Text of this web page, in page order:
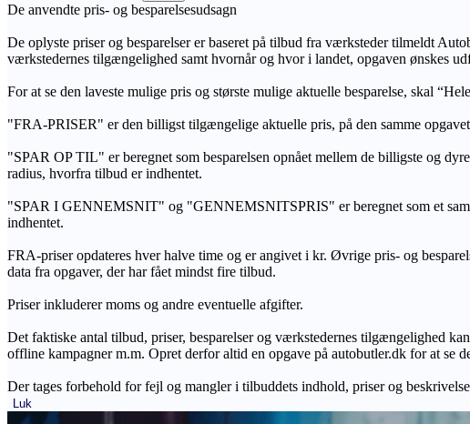
De anvendte pris- og besparelsesudsagn
De oplyste priser og besparelser er baseret på tilbud fra værksteder tilmeldt
værkstedernes tilgængelighed samt hvornår og hvor i landet, opgaven ønskes
For at se den laveste mulige pris og største mulige aktuelle besparelse, skal
"FRA-PRISER" er den billigst tilgængelige aktuelle pris, på den samme
"SPAR OP TIL" er beregnet som besparelsen opnået mellem de billigste og
radius, hvorfra tilbud er indhentet.
"SPAR I GENNEMSNIT" og "GENNEMSNITSPRIS" er beregnet som et
indhentet.
FRA-priser opdateres hver halve time og er angivet i kr. Øvrige pris- og
data fra opgaver, der har fået mindst fire tilbud.
Priser inkluderer moms og andre eventuelle afgifter.
Det faktiske antal tilbud, priser, besparelser og værkstedernes tilgængelighed
offline kampagner m.m. Opret derfor altid en opgave på autobutler.dk for at se
Der tages forbehold for fejl og mangler i tilbuddets indhold, priser og
Luk